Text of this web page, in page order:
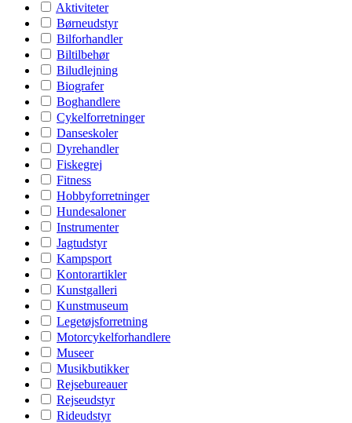
Aktiviteter
Børneudstyr
Bilforhandler
Biltilbehør
Biludlejning
Biografer
Boghandlere
Cykelforretninger
Danseskoler
Dyrehandler
Fiskegrej
Fitness
Hobbyforretninger
Hundesaloner
Instrumenter
Jagtudstyr
Kampsport
Kontorartikler
Kunstgalleri
Kunstmuseum
Legetøjsforretning
Motorcykelforhandlere
Museer
Musikbutikker
Rejsebureauer
Rejseudstyr
Rideudstyr